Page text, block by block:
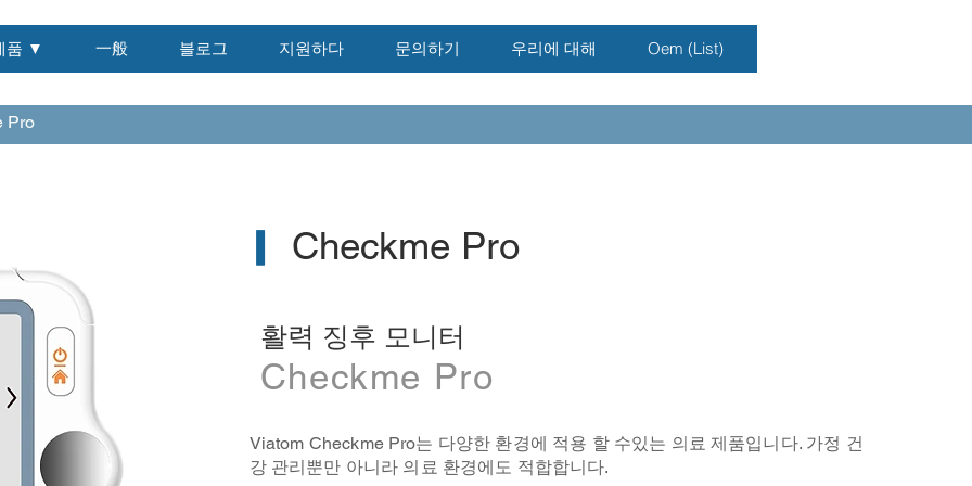
품 ▼ 一般 블로그 지원하다 문의하기 우리에 대해 Oem (List)
Pro
▎ Checkme Pro
활력 징후 모니터
Checkme Pro
Viatom Checkme Pro는 다양한 환경에 적용 할 수있는 의료 제품입니다. 가정 건
강 관리뿐만 아니라 의료 환경에도 적합합니다.